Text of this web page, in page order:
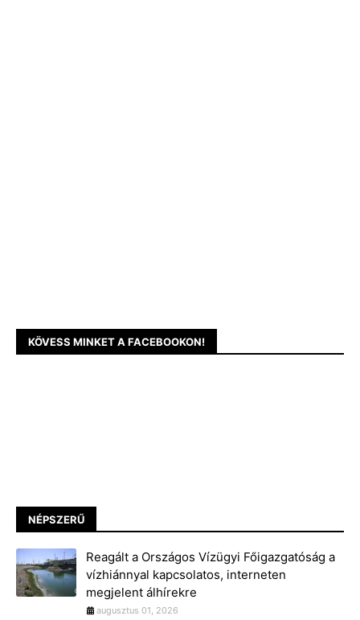
KÖVESS MINKET A FACEBOOKON!
NÉPSZERŰ
Reagált a Országos Vízügyi Főigazgatóság a
vízhiánnyal kapcsolatos, interneten
megjelent álhírekre
augusztus 01, 2026